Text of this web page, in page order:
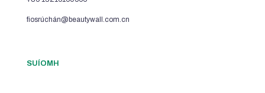
fiosrúchán@beautywall.com.cn
SUÍOMH